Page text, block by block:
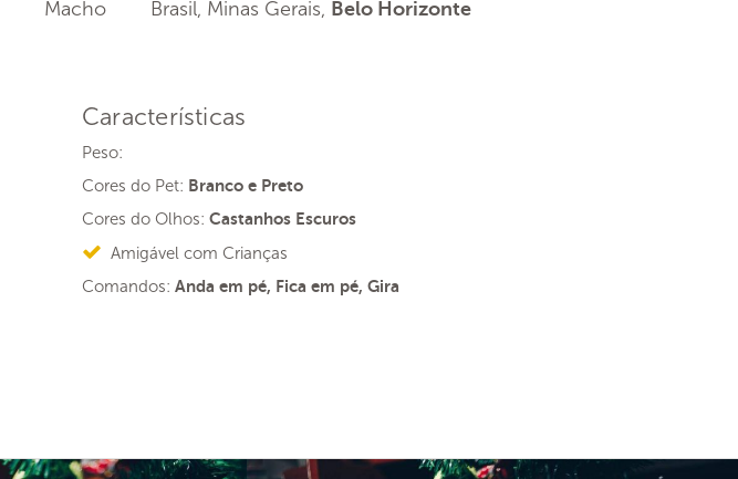
Macho Brasil, Minas Gerais, Belo Horizonte
Características
Peso:
Cores do Pet: Branco e Preto
Cores do Olhos: Castanhos Escuros
Amigável com Crianças
Comandos: Anda em pé, Fica em pé, Gira